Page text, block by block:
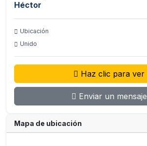
Héctor
Ubicación
Unido
Haz clic para ver
Enviar un mensaje
Mapa de ubicación